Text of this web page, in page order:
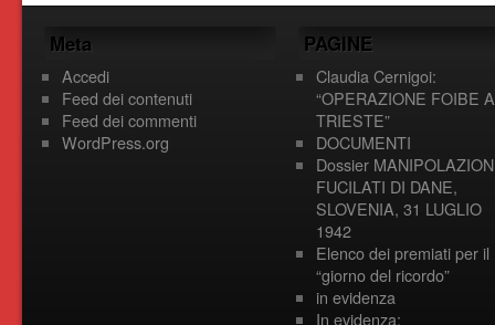
Meta
Accedi
Feed dei contenuti
Feed dei commenti
WordPress.org
PAGINE
Claudia Cernigoi:
“OPERAZIONE FOIBE A
TRIESTE”
DOCUMENTI
Dossier
FUCILATI DI DANE,
SLOVENIA, 31 LUGLIO
1942
Elenco dei premiati per il
“giorno del ricordo”
in evidenza
In evidenza: